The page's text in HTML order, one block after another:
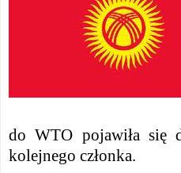
do WTO pojawiła się
kolejnego członka.